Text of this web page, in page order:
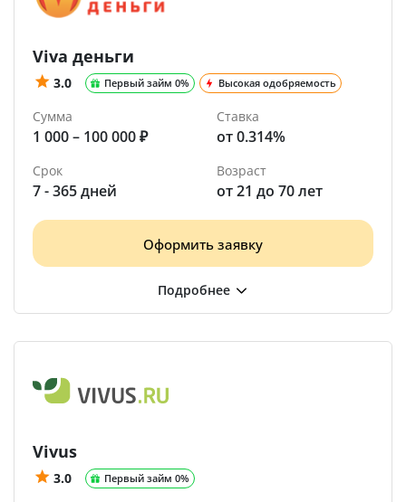
Viva деньги
3.0 Первый займ 0% Высокая одобряемость
Сумма
1 000 – 100 000 ₽
Ставка
от 0.314%
Срок
7 - 365 дней
Возраст
от 21 до 70 лет
Оформить заявку
Vivus
3.0 Первый займ 0%